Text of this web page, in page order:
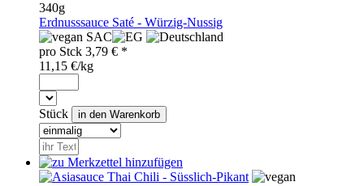
340g
Erdnusssauce Saté - Würzig-Nussig
SAC
pro Stck 3,79 € *
11,15 €/kg
Stück